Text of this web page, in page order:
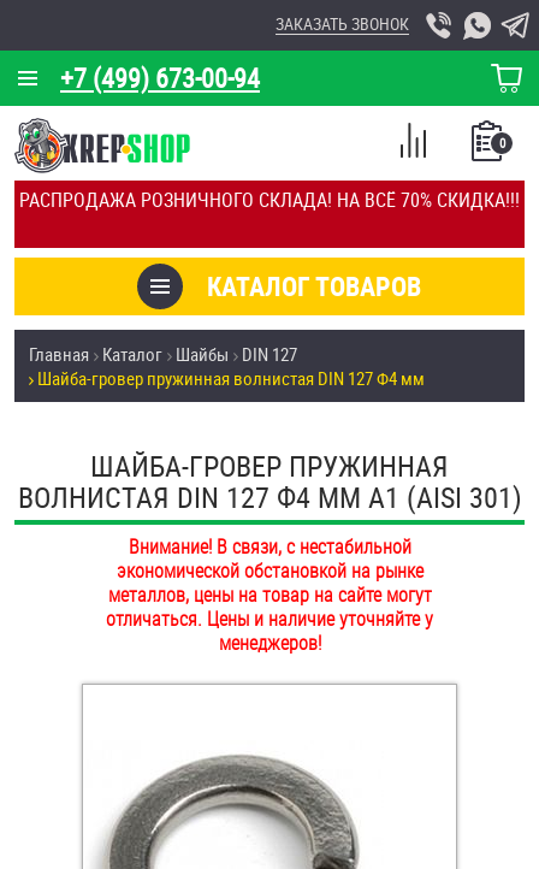
РАСПРОДАЖА РОЗНИЧНОГО СКЛАДА! НА ВСЁ 70% СКИДКА!!!
+7 (499) 673-00-94
ЗАКАЗАТЬ ЗВОНОК
КОРЗИНА
О КОМПАНИИ
КАЛЬКУЛЯТОР
ОТЗЫВЫ
УСЛУГИ
СКИДКИ
ПОКУПАТЕЛЯМ
ОПЛАТА И ДОСТАВКА
НАШИ МАГАЗИНЫ
КАТАЛОГ ТОВАРОВ
0
СПИСОК
СРАВНЕНИЕ
Товары со скидкой
Анкеры
Антивандальный крепёж, инструмент
Болты и винты
Втулки
Дюймовый крепёж
Заклепки (Гайки-Заклепки)
Главная Каталог Шайбы
DIN 127
Шайба-гровер пружинная волнистая DIN 127 Ф4 мм
ШАЙБА-ГРОВЕР ПРУЖИННАЯ
ВОЛНИСТАЯ DIN 127 Ф4 ММ А1 (AISI 301)
Внимание! В связи, с нестабильной
экономической обстановкой на рынке
металлов, цены на товар на сайте могут
отличаться. Цены и наличие уточняйте у
менеджеров!